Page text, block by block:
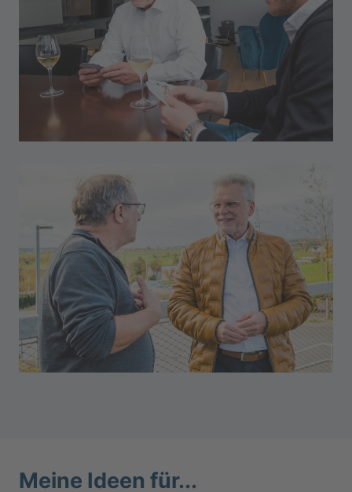
Meine Ideen für...